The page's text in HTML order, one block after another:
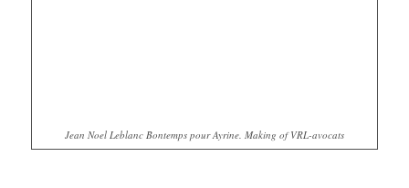
Jean Noel Leblanc Bontemps pour Ayrine. Making of VRL-avocats